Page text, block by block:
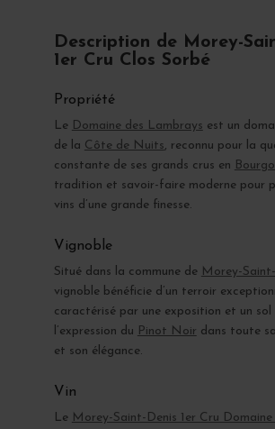
Description de Morey-
1er Cru Clos Sorbé
Propriété
Le Domaine des Lambrays est un
de la Côte de Nuits, reconnu pour la
constante de ses grands crus en
tradition et savoir-faire moderne pour
vins d’une grande finesse.
Vignoble
Situé dans la commune de Morey-
vignoble bénéficie d’un terroir
caractérisé par une exposition et un sol
l’expression du Pinot Noir dans toute
et son élégance.
Vin
Le Morey-Saint-Denis 1er Cru Domaine